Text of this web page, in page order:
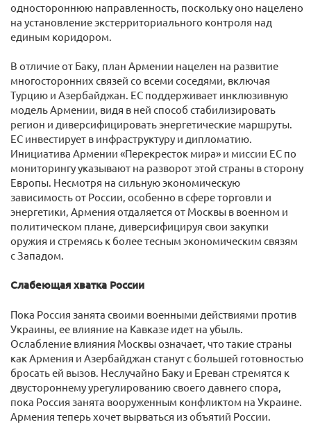
одностороннюю направленность, поскольку оно нацелено
на установление экстерриториального контроля над
единым коридором.
В отличие от Баку, план Армении нацелен на развитие
многосторонних связей со всеми соседями, включая
Турцию и Азербайджан. ЕС поддерживает инклюзивную
модель Армении, видя в ней способ стабилизировать
регион и диверсифицировать энергетические маршруты.
ЕС инвестирует в инфраструктуру и дипломатию.
Инициатива Армении «Перекресток мира» и миссии ЕС по
мониторингу указывают на разворот этой страны в сторону
Европы. Несмотря на сильную экономическую
зависимость от России, особенно в сфере торговли и
энергетики, Армения отдаляется от Москвы в военном и
политическом плане, диверсифицируя свои закупки
оружия и стремясь к более тесным экономическим связям
с Западом.
Слабеющая хватка России
Пока Россия занята своими военными действиями против
Украины, ее влияние на Кавказе идет на убыль.
Ослабление влияния Москвы означает, что такие страны
как Армения и Азербайджан станут с большей готовностью
бросать ей вызов. Неслучайно Баку и Ереван стремятся к
двустороннему урегулированию своего давнего спора,
пока Россия занята вооруженным конфликтом на Украине.
Армения теперь хочет вырваться из объятий России.